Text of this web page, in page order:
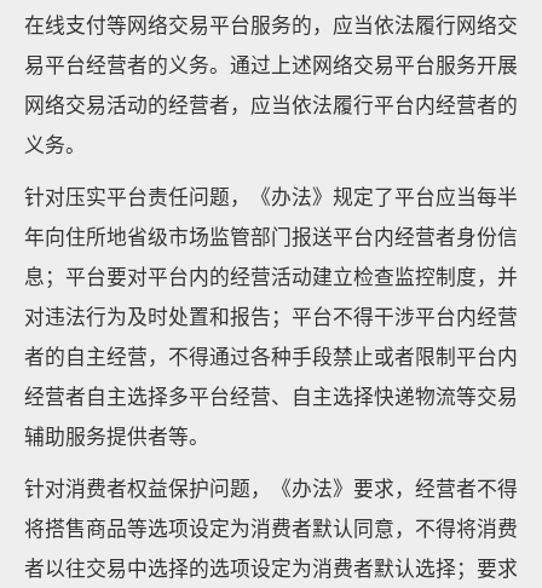
在线支付等网络交易平台服务的，应当依法履行网络交
易平台经营者的义务。通过上述网络交易平台服务开展
网络交易活动的经营者，应当依法履行平台内经营者的
义务。
针对压实平台责任问题，《办法》规定了平台应当每半
年向住所地省级市场监管部门报送平台内经营者身份信
息；平台要对平台内的经营活动建立检查监控制度，并
对违法行为及时处置和报告；平台不得干涉平台内经营
者的自主经营，不得通过各种手段禁止或者限制平台内
经营者自主选择多平台经营、自主选择快递物流等交易
辅助服务提供者等。
针对消费者权益保护问题，《办法》要求，经营者不得
将搭售商品等选项设定为消费者默认同意，不得将消费
者以往交易中选择的选项设定为消费者默认选择；要求